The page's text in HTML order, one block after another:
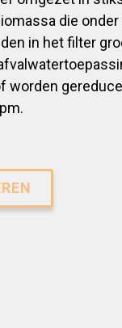
die
in het filter
worden